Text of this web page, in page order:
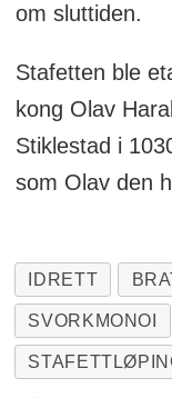
om sluttiden.
Stafetten ble
kong Olav
Stiklestad i
som Olav den
IDRETT
SVORKMONOI